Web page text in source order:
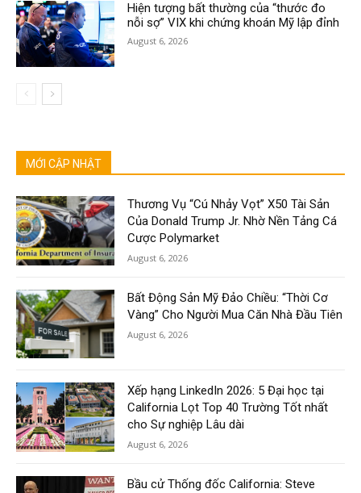
Hiện tượng bất thường của “thước đo
nỗi sợ” VIX khi chứng khoán Mỹ lập đỉnh
August 6, 2026
MỚI CẬP NHẬT
Thương Vụ “Cú Nhảy Vọt” X50 Tài Sản
Của Donald Trump Jr. Nhờ Nền Tảng Cá
Cược Polymarket
August 6, 2026
Bất Động Sản Mỹ Đảo Chiều: “Thời Cơ
Vàng” Cho Người Mua Căn Nhà Đầu Tiên
August 6, 2026
Xếp hạng LinkedIn 2026: 5 Đại học tại
California Lọt Top 40 Trường Tốt nhất
cho Sự nghiệp Lâu dài
August 6, 2026
Bầu cử Thống đốc California: Steve